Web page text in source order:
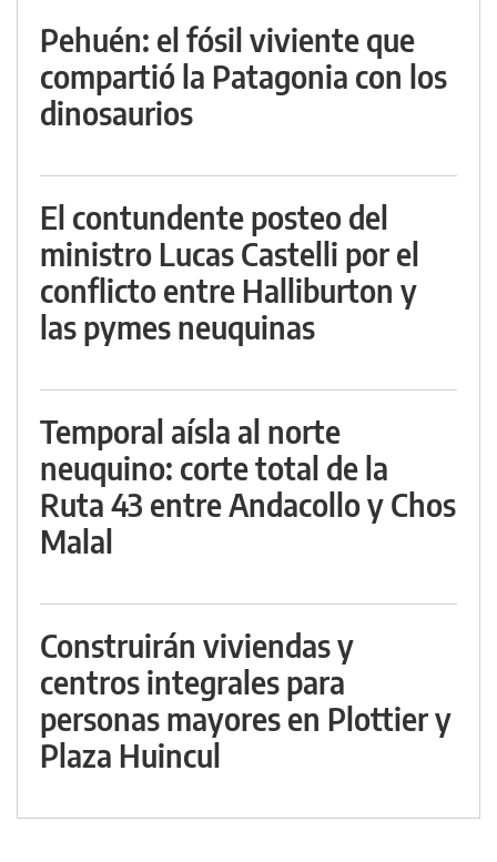
Pehuén: el fósil viviente que
compartió la Patagonia con los
dinosaurios
El contundente posteo del
ministro Lucas Castelli por el
conflicto entre Halliburton y
las pymes neuquinas
Temporal aísla al norte
neuquino: corte total de la
Ruta 43 entre Andacollo y Chos
Malal
Construirán viviendas y
centros integrales para
personas mayores en Plottier y
Plaza Huincul